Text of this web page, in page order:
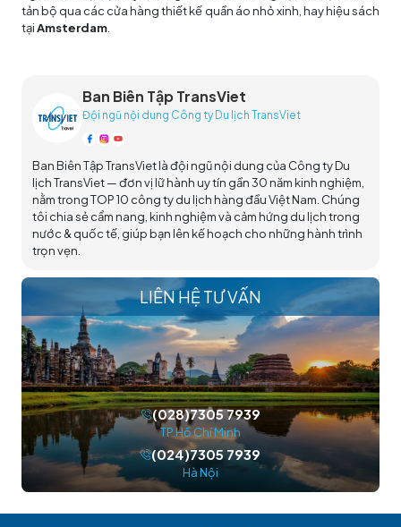
tản bộ qua các cửa hàng thiết kế quần áo nhỏ xinh, hay hiệu sách
tạiAmsterdam
Ban Biên Tập TransViet
Đội ngũ nội dung Công ty Du lịch TransViet
Ban Biên Tập TransViet là đội ngũ nội dung của Công ty Du
lịch TransViet — đơn vị lữ hành uy tín gần 30 năm kinh nghiệm,
nằm trong TOP 10 công ty du lịch hàng đầu Việt Nam. Chúng
tôi chia sẻ cẩm nang, kinh nghiệm và cảm hứng du lịch trong
nước & quốc tế, giúp bạn lên kế hoạch cho những hành trình
trọn vẹn.
LIÊN HỆ TƯ VẤN
(028)7305 7939
TP.Hồ Chí Minh
(024)7305 7939
Hà Nội